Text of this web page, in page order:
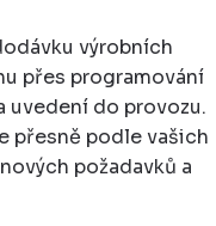
výrobních
přes programování
uvedení do provozu.
přesně podle vašich
požadavků a